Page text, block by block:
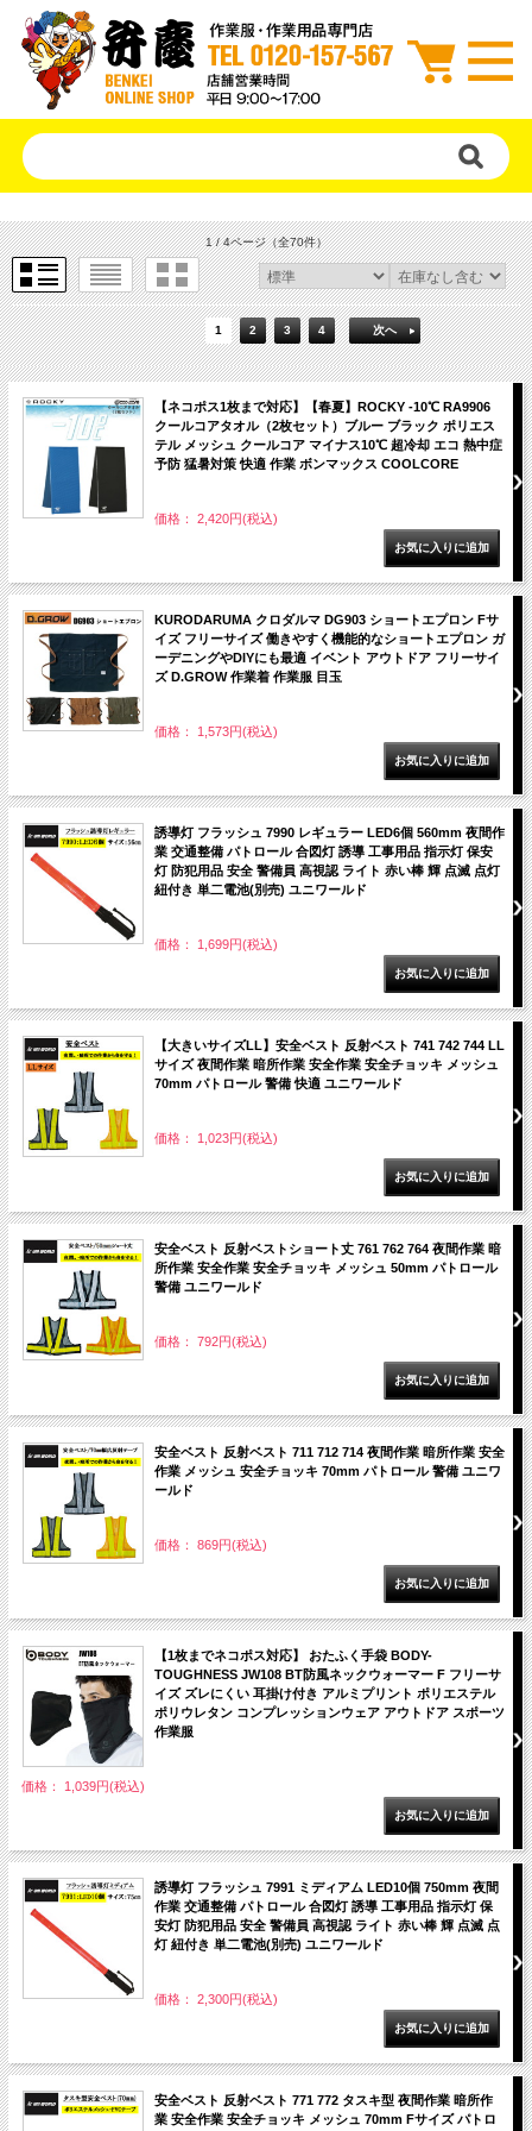
1 / 4ページ（全70件）
1 2 3 4 次へ
【ネコポス1枚まで対応】【春夏】ROCKY -10℃ RA9906
クールコアタオル（2枚セット）ブルー ブラック ポリエス
テル メッシュ クールコア マイナス10℃ 超冷却 エコ 熱中症
予防 猛暑対策 快適 作業 ボンマックス COOLCORE
価格： 2,420円(税込)
KURODARUMA クロダルマ DG903 ショートエプロン Fサ
イズ フリーサイズ 働きやすく機能的なショートエプロン ガ
ーデニングやDIYにも最適 イベント アウトドア フリーサイ
ズ D.GROW 作業着 作業服 目玉
価格： 1,573円(税込)
誘導灯 フラッシュ 7990 レギュラー LED6個 560mm 夜間作
業 交通整備 パトロール 合図灯 誘導 工事用品 指示灯 保安
灯 防犯用品 安全 警備員 高視認 ライト 赤い棒 輝 点滅 点灯
紐付き 単二電池(別売) ユニワールド
価格： 1,699円(税込)
【大きいサイズLL】安全ベスト 反射ベスト 741 742 744 LL
サイズ 夜間作業 暗所作業 安全作業 安全チョッキ メッシュ
70mm パトロール 警備 快適 ユニワールド
価格： 1,023円(税込)
安全ベスト 反射ベストショート丈 761 762 764 夜間作業 暗
所作業 安全作業 安全チョッキ メッシュ 50mm パトロール
警備 ユニワールド
価格： 792円(税込)
安全ベスト 反射ベスト 711 712 714 夜間作業 暗所作業 安全
作業 メッシュ 安全チョッキ 70mm パトロール 警備 ユニワ
ールド
価格： 869円(税込)
【1枚までネコポス対応】 おたふく手袋 BODY-
TOUGHNESS JW108 BT防風ネックウォーマー F フリーサ
イズ ズレにくい 耳掛け付き アルミプリント ポリエステル
ポリウレタン コンプレッションウェア アウトドア スポーツ
作業服
価格： 1,039円(税込)
誘導灯 フラッシュ 7991 ミディアム LED10個 750mm 夜間
作業 交通整備 パトロール 合図灯 誘導 工事用品 指示灯 保
安灯 防犯用品 安全 警備員 高視認 ライト 赤い棒 輝 点滅 点
灯 紐付き 単二電池(別売) ユニワールド
価格： 2,300円(税込)
安全ベスト 反射ベスト 771 772 タスキ型 夜間作業 暗所作
業 安全作業 安全チョッキ メッシュ 70mm Fサイズ パトロ